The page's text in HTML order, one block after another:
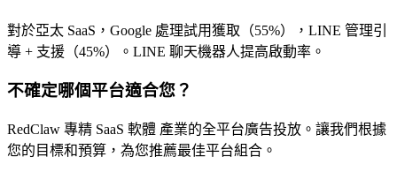
對於亞太 SaaS，Google 處理試用獲取（55%），LINE 管理引
導 + 支援（45%）。LINE 聊天機器人提高啟動率。
不確定哪個平台適合您？
RedClaw 專精 SaaS 軟體 產業的全平台廣告投放。讓我們根據
您的目標和預算，為您推薦最佳平台組合。